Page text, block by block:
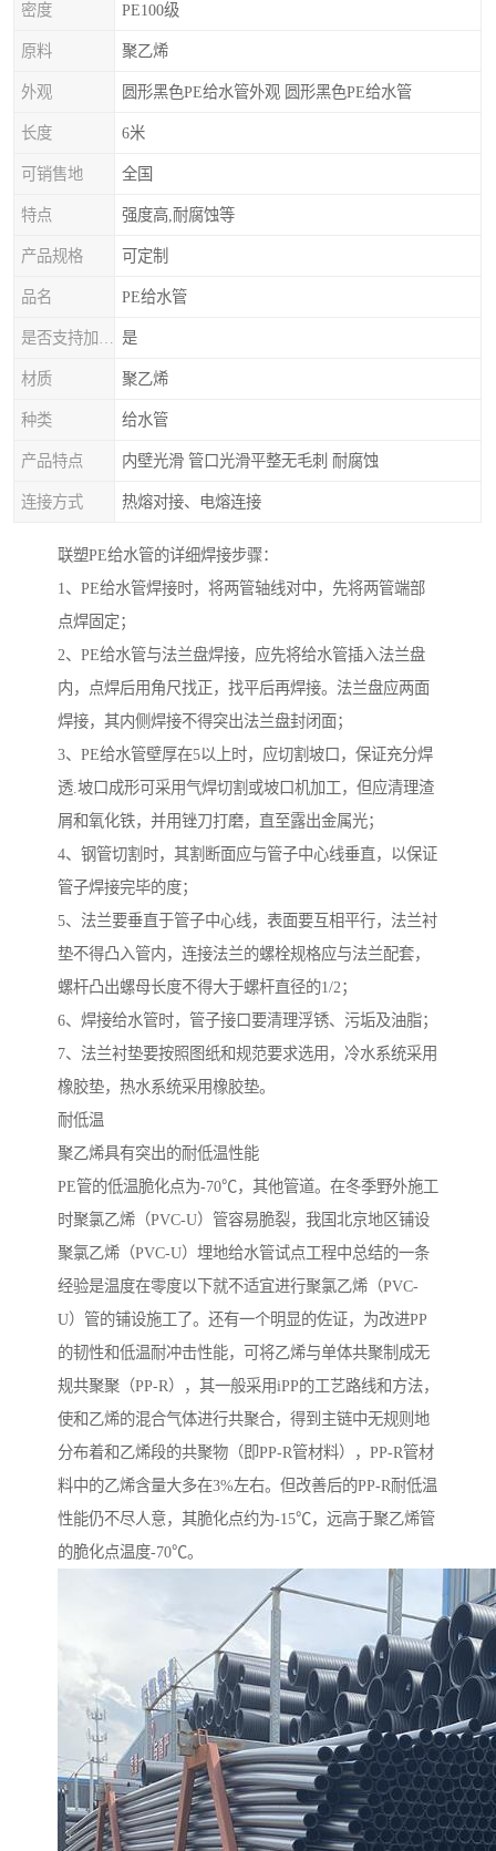
密度 PE100级
原料 聚乙烯
外观 圆形黑色PE给水管外观 圆形黑色PE给水管
长度 6米
可销售地 全国
特点 强度高,耐腐蚀等
产品规格 可定制
品名 PE给水管
是
材质 聚乙烯
种类 给水管
产品特点 内壁光滑 管口光滑平整无毛刺 耐腐蚀
连接方式 热熔对接、电熔连接
联塑PE给水管的详细焊接步骤：
1、PE给水管焊接时，将两管轴线对中，先将两管端部
点焊固定；
2、PE给水管与法兰盘焊接，应先将给水管插入法兰盘
内，点焊后用角尺找正，找平后再焊接。法兰盘应两面
焊接，其内侧焊接不得突出法兰盘封闭面；
3、PE给水管壁厚在5以上时，应切割坡口，保证充分焊
透.坡口成形可采用气焊切割或坡口机加工，但应清理渣
屑和氧化铁，并用锉刀打磨，直至露出金属光；
4、钢管切割时，其割断面应与管子中心线垂直，以保证
管子焊接完毕的度；
5、法兰要垂直于管子中心线，表面要互相平行，法兰衬
垫不得凸入管内，连接法兰的螺栓规格应与法兰配套，
螺杆凸出螺母长度不得大于螺杆直径的1/2；
6、焊接给水管时，管子接口要清理浮锈、污垢及油脂；
7、法兰衬垫要按照图纸和规范要求选用，冷水系统采用
橡胶垫，热水系统采用橡胶垫。
耐低温
聚乙烯具有突出的耐低温性能
PE管的低温脆化点为-70℃，其他管道。在冬季野外施工
时聚氯乙烯（PVC-U）管容易脆裂，我国北京地区铺设
聚氯乙烯（PVC-U）埋地给水管试点工程中总结的一条
经验是温度在零度以下就不适宜进行聚氯乙烯（PVC-
U）管的铺设施工了。还有一个明显的佐证，为改进PP
的韧性和低温耐冲击性能，可将乙烯与单体共聚制成无
规共聚聚（PP-R），其一般采用iPP的工艺路线和方法，
使和乙烯的混合气体进行共聚合，得到主链中无规则地
分布着和乙烯段的共聚物（即PP-R管材料），PP-R管材
料中的乙烯含量大多在3%左右。但改善后的PP-R耐低温
性能仍不尽人意，其脆化点约为-15℃，远高于聚乙烯管
的脆化点温度-70℃。